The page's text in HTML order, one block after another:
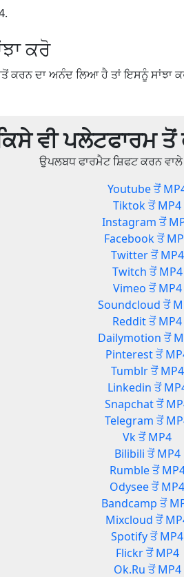
ਕਰੋ
ਕਰਨ ਦਾ ਅਨੰਦ ਲਿਆ ਹੈ ਤਾਂ ਇਸਨੂੰ ਸਾਂਝਾ
ਵੀ ਪਲੇਟਫਾਰਮ ਤੋਂ
ਉਪਲਬਧ ਫਾਰਮੈਟ ਸ਼ਿਫਟ ਕਰਨ
Youtube ਤੋਂ
Tiktok ਤੋਂ MP4
Instagram ਤੋਂ
Facebook ਤੋਂ
Twitter ਤੋਂ MP4
Twitch ਤੋਂ MP4
Vimeo ਤੋਂ MP4
Soundcloud ਤੋਂ
Reddit ਤੋਂ MP4
Dailymotion ਤੋਂ
Pinterest ਤੋਂ
Tumblr ਤੋਂ MP4
Linkedin ਤੋਂ
Snapchat ਤੋਂ
Telegram ਤੋਂ
Vk ਤੋਂ MP4
Bilibili ਤੋਂ MP4
Rumble ਤੋਂ
Odysee ਤੋਂ MP4
Bandcamp ਤੋਂ
Mixcloud ਤੋਂ
Spotify ਤੋਂ MP4
Flickr ਤੋਂ MP4
Ok.Ru ਤੋਂ MP4